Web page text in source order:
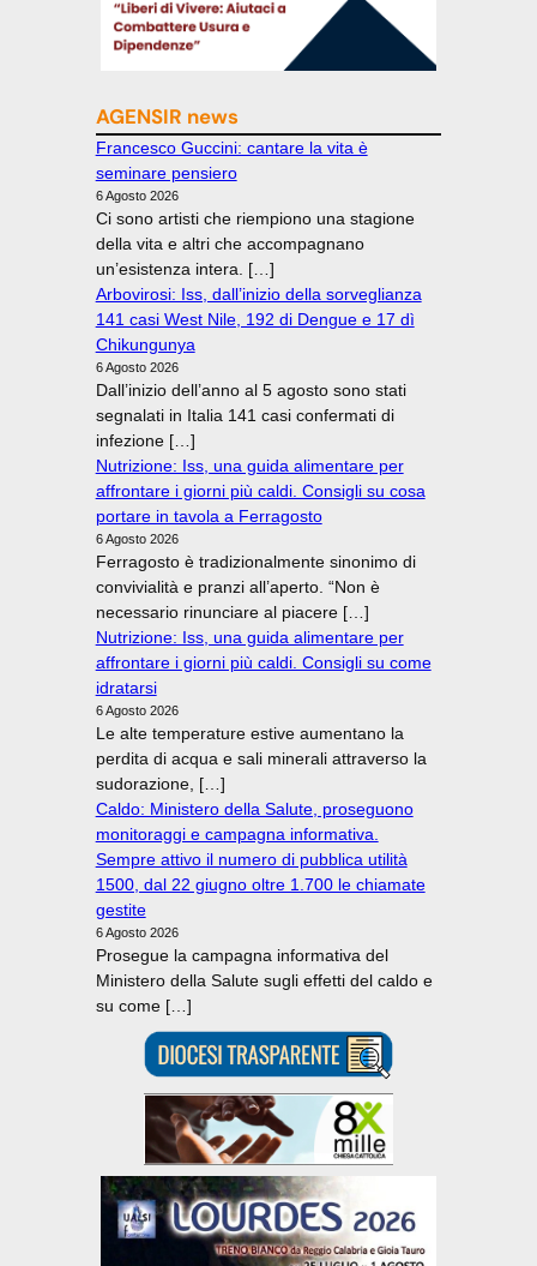
AGENSIR news
Francesco Guccini: cantare la vita è
seminare pensiero
6 Agosto 2026
Ci sono artisti che riempiono una stagione
della vita e altri che accompagnano
un’esistenza intera. […]
Arbovirosi: Iss, dall’inizio della sorveglianza
141 casi West Nile, 192 di Dengue e 17 dì
Chikungunya
6 Agosto 2026
Dall’inizio dell’anno al 5 agosto sono stati
segnalati in Italia 141 casi confermati di
infezione […]
Nutrizione: Iss, una guida alimentare per
affrontare i giorni più caldi. Consigli su cosa
portare in tavola a Ferragosto
6 Agosto 2026
Ferragosto è tradizionalmente sinonimo di
convivialità e pranzi all’aperto. “Non è
necessario rinunciare al piacere […]
Nutrizione: Iss, una guida alimentare per
affrontare i giorni più caldi. Consigli su come
idratarsi
6 Agosto 2026
Le alte temperature estive aumentano la
perdita di acqua e sali minerali attraverso la
sudorazione, […]
Caldo: Ministero della Salute, proseguono
monitoraggi e campagna informativa.
Sempre attivo il numero di pubblica utilità
1500, dal 22 giugno oltre 1.700 le chiamate
gestite
6 Agosto 2026
Prosegue la campagna informativa del
Ministero della Salute sugli effetti del caldo e
su come […]